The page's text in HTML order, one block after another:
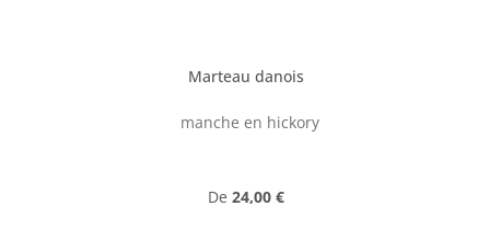
Marteau danois
manche en hickory
Prix régulier :
De 24,00 €